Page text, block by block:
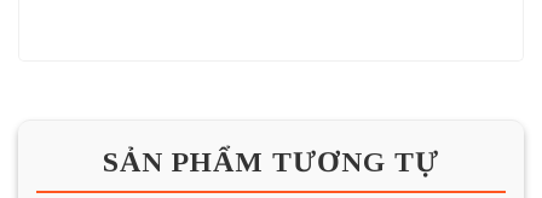
SẢN PHẨM TƯƠNG TỰ